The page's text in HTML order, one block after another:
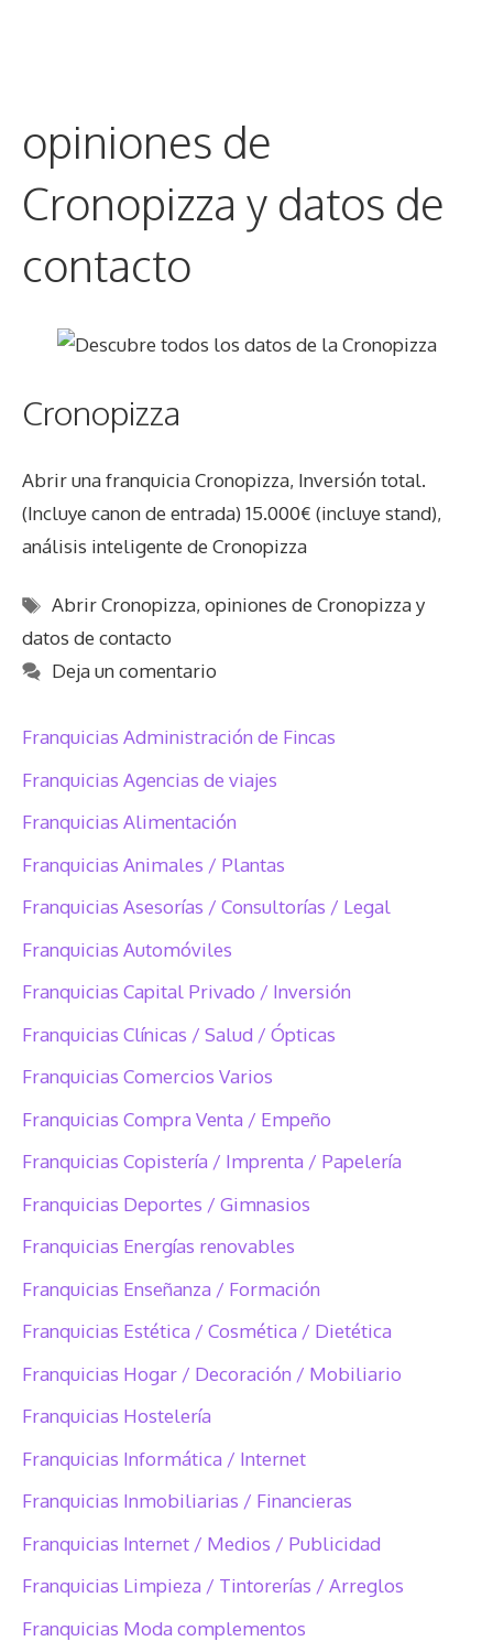
opiniones de
Cronopizza y datos de
contacto
Cronopizza
Abrir una franquicia Cronopizza, Inversión total.
(Incluye canon de entrada) 15.000€ (incluye stand),
análisis inteligente de Cronopizza
Etiquetas
Abrir Cronopizza,opiniones de Cronopizza y
datos de contacto
Deja un comentario
Franquicias Administración de Fincas
Franquicias Agencias de viajes
Franquicias Alimentación
Franquicias Animales / Plantas
Franquicias Asesorías / Consultorías / Legal
Franquicias Automóviles
Franquicias Capital Privado / Inversión
Franquicias Clínicas / Salud / Ópticas
Franquicias Comercios Varios
Franquicias Compra Venta / Empeño
Franquicias Copistería / Imprenta / Papelería
Franquicias Deportes / Gimnasios
Franquicias Energías renovables
Franquicias Enseñanza / Formación
Franquicias Estética / Cosmética / Dietética
Franquicias Hogar / Decoración / Mobiliario
Franquicias Hostelería
Franquicias Informática / Internet
Franquicias Inmobiliarias / Financieras
Franquicias Internet / Medios / Publicidad
Franquicias Limpieza / Tintorerías / Arreglos
Franquicias Moda complementos